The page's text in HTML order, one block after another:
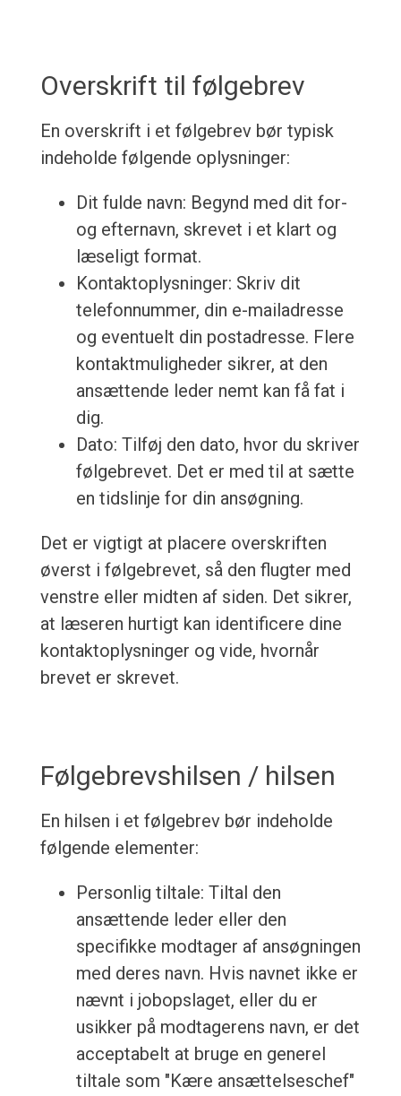
Overskrift til følgebrev
En overskrift i et følgebrev bør typisk
indeholde følgende oplysninger:
Dit fulde navn: Begynd med dit for-
og efternavn, skrevet i et klart og
læseligt format.
Kontaktoplysninger: Skriv dit
telefonnummer, din e-mailadresse
og eventuelt din postadresse. Flere
kontaktmuligheder sikrer, at den
ansættende leder nemt kan få fat i
dig.
Dato: Tilføj den dato, hvor du skriver
følgebrevet. Det er med til at sætte
en tidslinje for din ansøgning.
Det er vigtigt at placere overskriften
øverst i følgebrevet, så den flugter med
venstre eller midten af siden. Det sikrer,
at læseren hurtigt kan identificere dine
kontaktoplysninger og vide, hvornår
brevet er skrevet.
Følgebrevshilsen / hilsen
En hilsen i et følgebrev bør indeholde
følgende elementer:
Personlig tiltale: Tiltal den
ansættende leder eller den
specifikke modtager af ansøgningen
med deres navn. Hvis navnet ikke er
nævnt i jobopslaget, eller du er
usikker på modtagerens navn, er det
acceptabelt at bruge en generel
tiltale som "Kære ansættelseschef"